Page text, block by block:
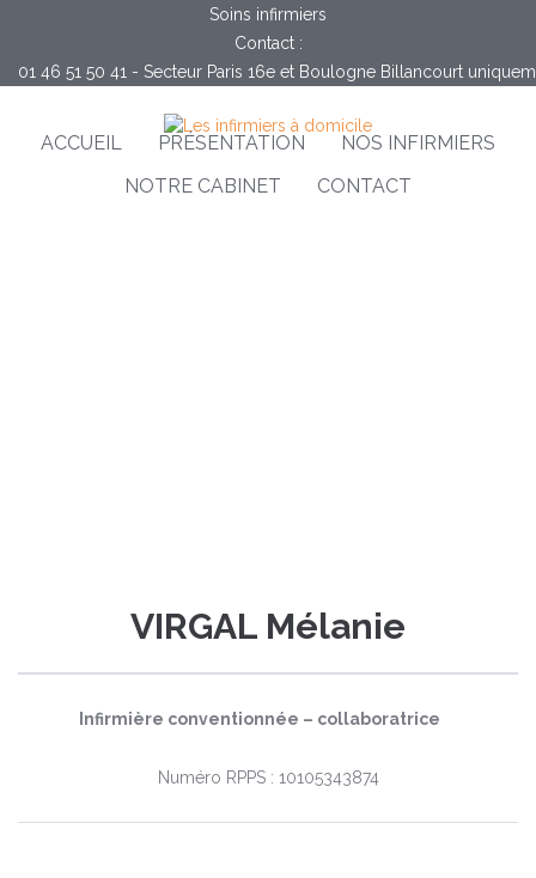
Soins infirmiers
Contact :
01 46 51 50 41 - Secteur Paris 16e et Boulogne Billancourt
ACCUEIL PRÉSENTATION
NOS INFIRMIERS
NOTRE CABINET
CONTACT
VIRGAL Mélanie
Infirmière conventionnée – collaboratrice
Numéro RPPS : 10105343874